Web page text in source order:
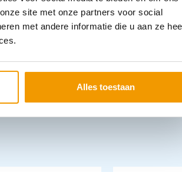
site met onze partners voor social
met andere informatie die u aan ze
Alles toestaan